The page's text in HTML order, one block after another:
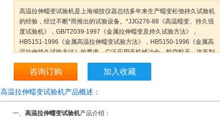
高温拉伸蠕变试验机是上海倾技仪器总结多年来生产蠕变松弛持久试验机
的经验，经过不断*而推出的试验设备。*JJG276-88《高温蠕变、持久强
度试验机》，GB/T2039-1997《金属拉伸蠕变及持久试验方法》，
HB5151-1996《金属高温拉伸蠕变试验方法》，HB5150-1996《金属高
温拉伸持久试验方法》的要求。广泛应用于机械冶金、航空航天、汽车制
造、科研院
咨询订购 加入收藏
高温拉伸蠕变试验机产品概述：
一、 高温拉伸蠕变试验机产品介绍：